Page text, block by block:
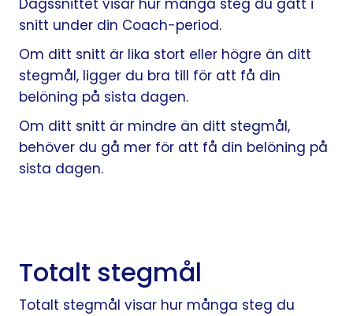
Dagssnittet visar hur många steg du gått i
snitt under din Coach-period.
Om ditt snitt är lika stort eller högre än ditt
stegmål, ligger du bra till för att få din
belöning på sista dagen.
Om ditt snitt är mindre än ditt stegmål,
behöver du gå mer för att få din belöning på
sista dagen.
Totalt stegmål
Totalt stegmål visar hur många steg du